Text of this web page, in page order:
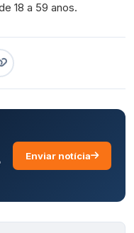
18 a 59 anos.
Enviar notícia